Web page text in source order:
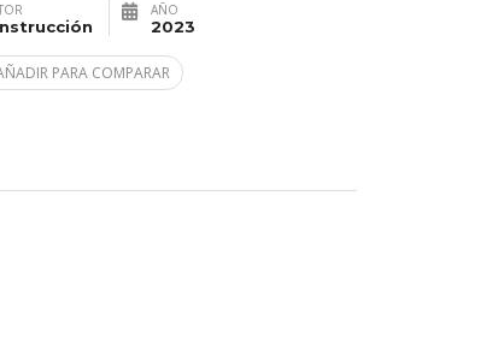
AÑO
2023
PARA COMPARAR